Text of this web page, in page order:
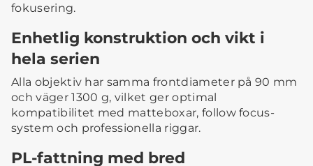
fokusering.
Enhetlig konstruktion och vikt i
hela serien
Alla objektiv har samma frontdiameter på 90 mm
och väger 1300 g, vilket ger optimal
kompatibilitet med matteboxar, follow focus-
system och professionella riggar.
PL-fattning med bred